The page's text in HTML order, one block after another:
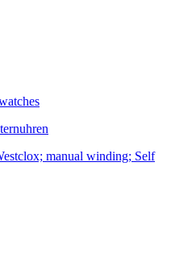
manual winding; Self